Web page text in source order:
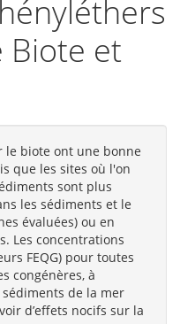
Biote et
le biote ont une bonne
que les sites où l'on
sont plus
les sédiments et le
évaluées) ou en
Les concentrations
FEQG) pour toutes
congénères, à
sédiments de la mer
d’effets nocifs sur la